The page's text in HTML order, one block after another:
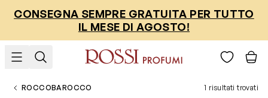
CONSEGNA SEMPRE GRATUITA PER TUTTO
IL MESE DI AGOSTO!
ROCCOBAROCCO 1 risultati trovati